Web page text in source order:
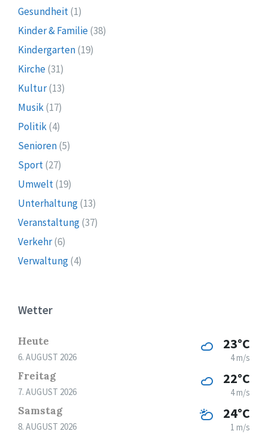
Gesundheit(1)
Kinder & Familie(38)
Kindergarten(19)
Kirche(31)
Kultur(13)
Musik(17)
Politik(4)
Senioren(5)
Sport(27)
Umwelt(19)
Unterhaltung(13)
Veranstaltung(37)
Verkehr(6)
Verwaltung(4)
Wetter
Heute
6. AUGUST 2026
23°C
4 m/s
Freitag
7. AUGUST 2026
22°C
4 m/s
Samstag
8. AUGUST 2026
24°C
1 m/s